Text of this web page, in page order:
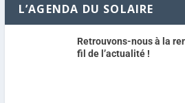
L’AGENDA DU SOLAIRE
Retrouvons-nous à la
fil de l’actualité !